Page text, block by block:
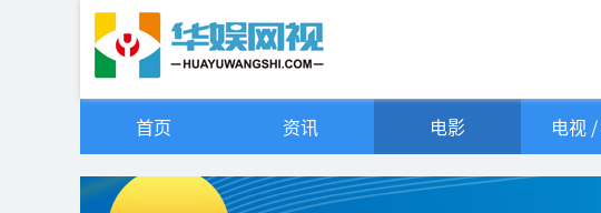
首页 资讯 电影 电视